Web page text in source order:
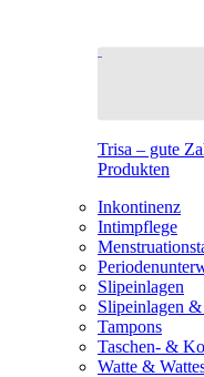
Trisa – gute
Produkten
Inkontinenz
Intimpflege
Slipeinlagen
Slipeinlagen
Tampons
Taschen- &
Watte &